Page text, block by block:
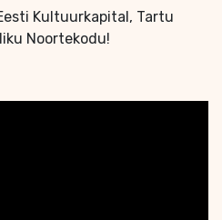
Kultuurkapital, Tartu
Noortekodu!